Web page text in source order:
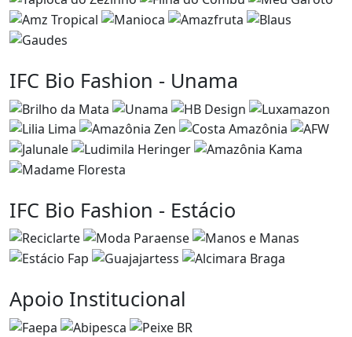
IFC Bio Fashion - Unama
IFC Bio Fashion - Estácio
Apoio Institucional